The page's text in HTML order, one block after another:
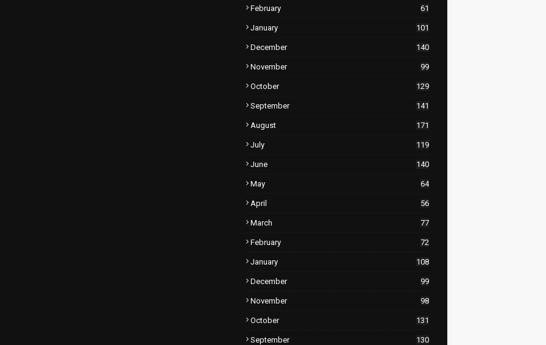
February 61
January 101
December 140
November 99
October 129
September 141
August 171
July 119
June 140
May 64
April 56
March 77
February 72
January 108
December 99
November 98
October 131
September 130